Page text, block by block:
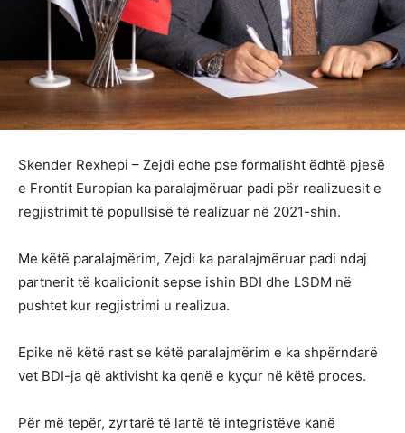
Skender Rexhepi – Zejdi edhe pse formalisht ëdhtë pjesë
e Frontit Europian ka paralajmëruar padi për realizuesit e
regjistrimit të popullsisë të realizuar në 2021-shin.
Me këtë paralajmërim, Zejdi ka paralajmëruar padi ndaj
partnerit të koalicionit sepse ishin BDI dhe LSDM në
pushtet kur regjistrimi u realizua.
Epike në këtë rast se këtë paralajmërim e ka shpërndarë
vet BDI-ja që aktivisht ka qenë e kyçur në këtë proces.
Për më tepër, zyrtarë të lartë të integristëve kanë